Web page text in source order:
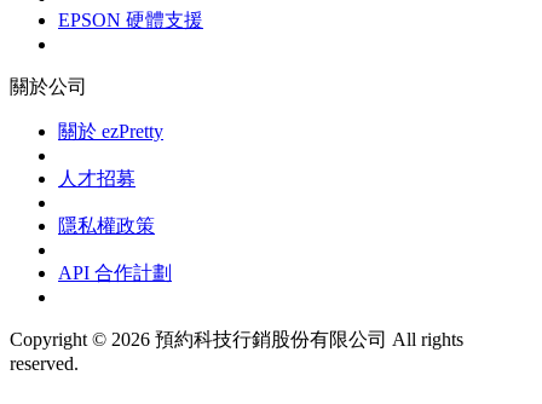
EPSON 硬體支援
關於公司
關於 ezPretty
人才招募
隱私權政策
API 合作計劃
Copyright © 2026 預約科技行銷股份有限公司 All rights
reserved.